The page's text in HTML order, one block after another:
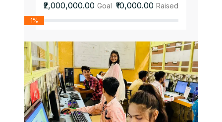
₹2,000,000.00 Goal ₹10,000.00 Raised
1%